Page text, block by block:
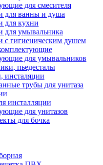
для смесителя
для ванны и душа
для кухни
для умывальника
с гигиеническим душем
для умывальников
пьедесталы
инсталяции
трубы для унитаза
инсталляции
для унитазов
для бочка